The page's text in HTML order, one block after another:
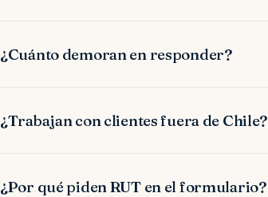
¿Cuánto demoran en responder?
¿Trabajan con clientes fuera de Chile?
¿Por qué piden RUT en el formulario?